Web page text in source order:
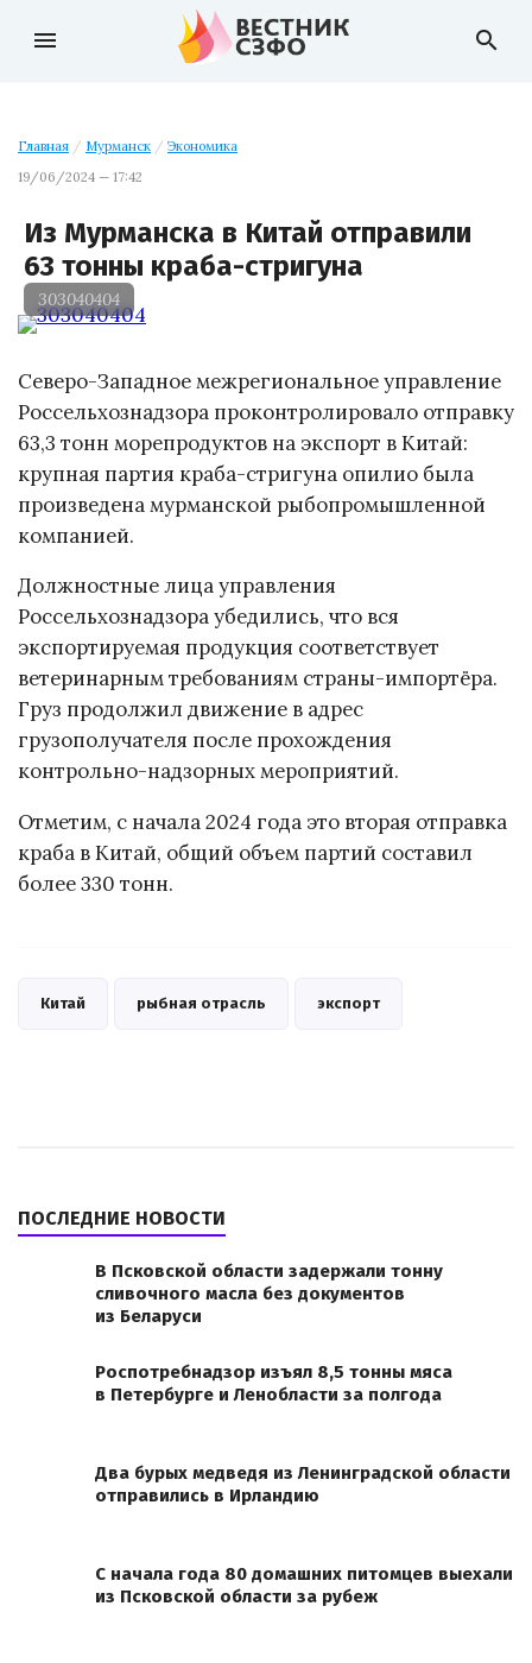
menu search
Главная / Мурманск / Экономика
19/06/2024 — 17:42
Из Мурманска в Китай отправили
63 тонны краба-стригуна
303040404
Северо-Западное межрегиональное управление
Россельхознадзора проконтролировало отправку
63,3 тонн морепродуктов на экспорт в Китай:
крупная партия краба-стригуна опилио была
произведена мурманской рыбопромышленной
компанией.
Должностные лица управления
Россельхознадзора убедились, что вся
экспортируемая продукция соответствует
ветеринарным требованиям страны-импортёра.
Груз продолжил движение в адрес
грузополучателя после прохождения
контрольно-надзорных мероприятий.
Отметим, с начала 2024 года это вторая отправка
краба в Китай, общий объем партий составил
более 330 тонн.
Китай рыбная отрасль экспорт
ПОСЛЕДНИЕ НОВОСТИ
В Псковской области задержали тонну
сливочного масла без документов
из Беларуси
Роспотребнадзор изъял 8,5 тонны мяса
в Петербурге и Ленобласти за полгода
Два бурых медведя из Ленинградской области
отправились в Ирландию
С начала года 80 домашних питомцев выехали
из Псковской области за рубеж